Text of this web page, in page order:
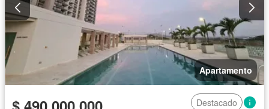
Apartamento
Destacado